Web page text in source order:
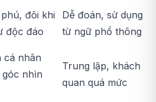
đôi khi
độc đáo
Dễ đoán, sử dụng
từ ngữ phổ thông
cá nhân
góc nhìn
Trung lập, khách
quan quá mức